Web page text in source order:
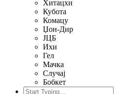
Хитацхи
Кубота
Комацу
Џон-Дир
ЈЦБ
Ихи
Гел
Мачка
Случај
Бобкет